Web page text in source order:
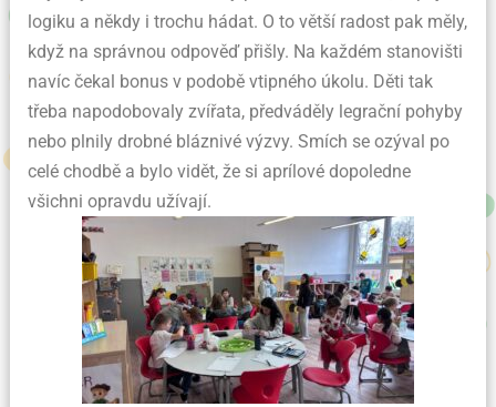
logiku a někdy i trochu hádat. O to větší radost pak měly,
když na správnou odpověď přišly. Na každém stanovišti
navíc čekal bonus v podobě vtipného úkolu. Děti tak
třeba napodobovaly zvířata, předváděly legrační pohyby
nebo plnily drobné bláznivé výzvy. Smích se ozýval po
celé chodbě a bylo vidět, že si aprílové dopoledne
všichni opravdu užívají.